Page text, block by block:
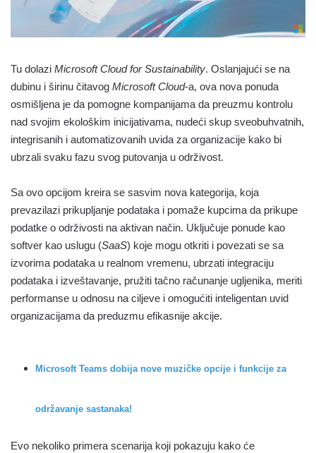
Tu dolazi Microsoft Cloud for Sustainability. Oslanjajući se na
dubinu i širinu čitavog Microsoft Cloud-a, ova nova ponuda
osmišljena je da pomogne kompanijama da preuzmu kontrolu
nad svojim ekološkim inicijativama, nudeći skup sveobuhvatnih,
integrisanih i automatizovanih uvida za organizacije kako bi
ubrzali svaku fazu svog putovanja u održivost.
Sa ovo opcijom kreira se sasvim nova kategorija, koja
prevazilazi prikupljanje podataka i pomaže kupcima da prikupe
podatke o održivosti na aktivan način. Uključuje ponude kao
softver kao uslugu (SaaS) koje mogu otkriti i povezati se sa
izvorima podataka u realnom vremenu, ubrzati integraciju
podataka i izveštavanje, pružiti tačno računanje ugljenika, meriti
performanse u odnosu na ciljeve i omogućiti inteligentan uvid
organizacijama da preduzmu efikasnije akcije.
Microsoft Teams dobija nove muzičke opcije i funkcije za
održavanje sastanaka!
Evo nekoliko primera scenarija koji pokazuju kako će